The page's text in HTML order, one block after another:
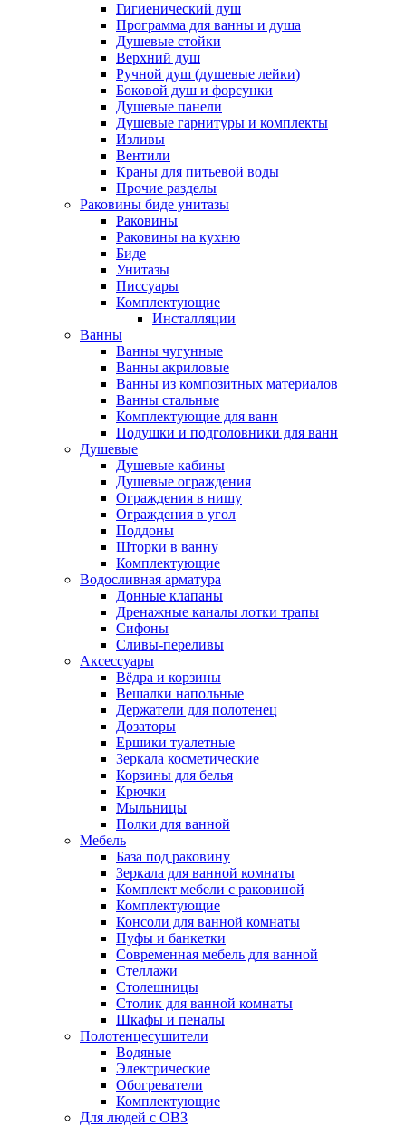
Гигиенический душ
Программа для ванны и душа
Душевые стойки
Верхний душ
Ручной душ (душевые лейки)
Боковой душ и форсунки
Душевые панели
Душевые гарнитуры и комплекты
Изливы
Вентили
Краны для питьевой воды
Прочие разделы
Раковины биде унитазы
Раковины
Раковины на кухню
Биде
Унитазы
Писсуары
Комплектующие
Инсталляции
Ванны
Ванны чугунные
Ванны акриловые
Ванны из композитных материалов
Ванны стальные
Комплектующие для ванн
Подушки и подголовники для ванн
Душевые
Душевые кабины
Душевые ограждения
Ограждения в нишу
Ограждения в угол
Поддоны
Шторки в ванну
Комплектующие
Водосливная арматура
Донные клапаны
Дренажные каналы лотки трапы
Сифоны
Сливы-переливы
Аксессуары
Вёдра и корзины
Вешалки напольные
Держатели для полотенец
Дозаторы
Ершики туалетные
Зеркала косметические
Корзины для белья
Крючки
Мыльницы
Полки для ванной
Мебель
База под раковину
Зеркала для ванной комнаты
Комплект мебели с раковиной
Комплектующие
Консоли для ванной комнаты
Пуфы и банкетки
Современная мебель для ванной
Стеллажи
Столешницы
Столик для ванной комнаты
Шкафы и пеналы
Полотенцесушители
Водяные
Электрические
Обогреватели
Комплектующие
Для людей с ОВЗ